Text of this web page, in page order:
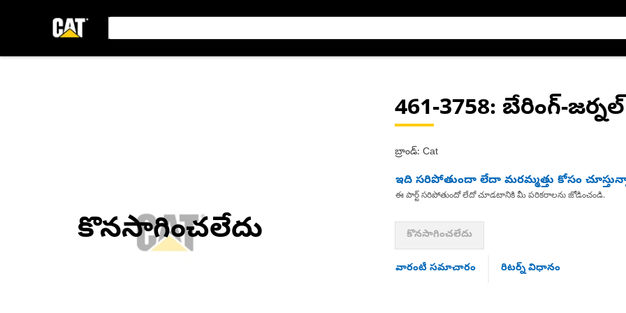
కొనసాగించలేదు
461-3758: బేరింగ్-జర్నల్
బ్రాండ్: Cat
ఇది సరిపోతుందా లేదా మరమ్మత్తు కోసం
ఈ పార్ట్ సరిపోతుందో లేదో చూడటానికి మీ పరికరాలను జోడించండి.
కొనసాగించలేదు
వారంటీ సమాచారం రిటర్న్ విధానం